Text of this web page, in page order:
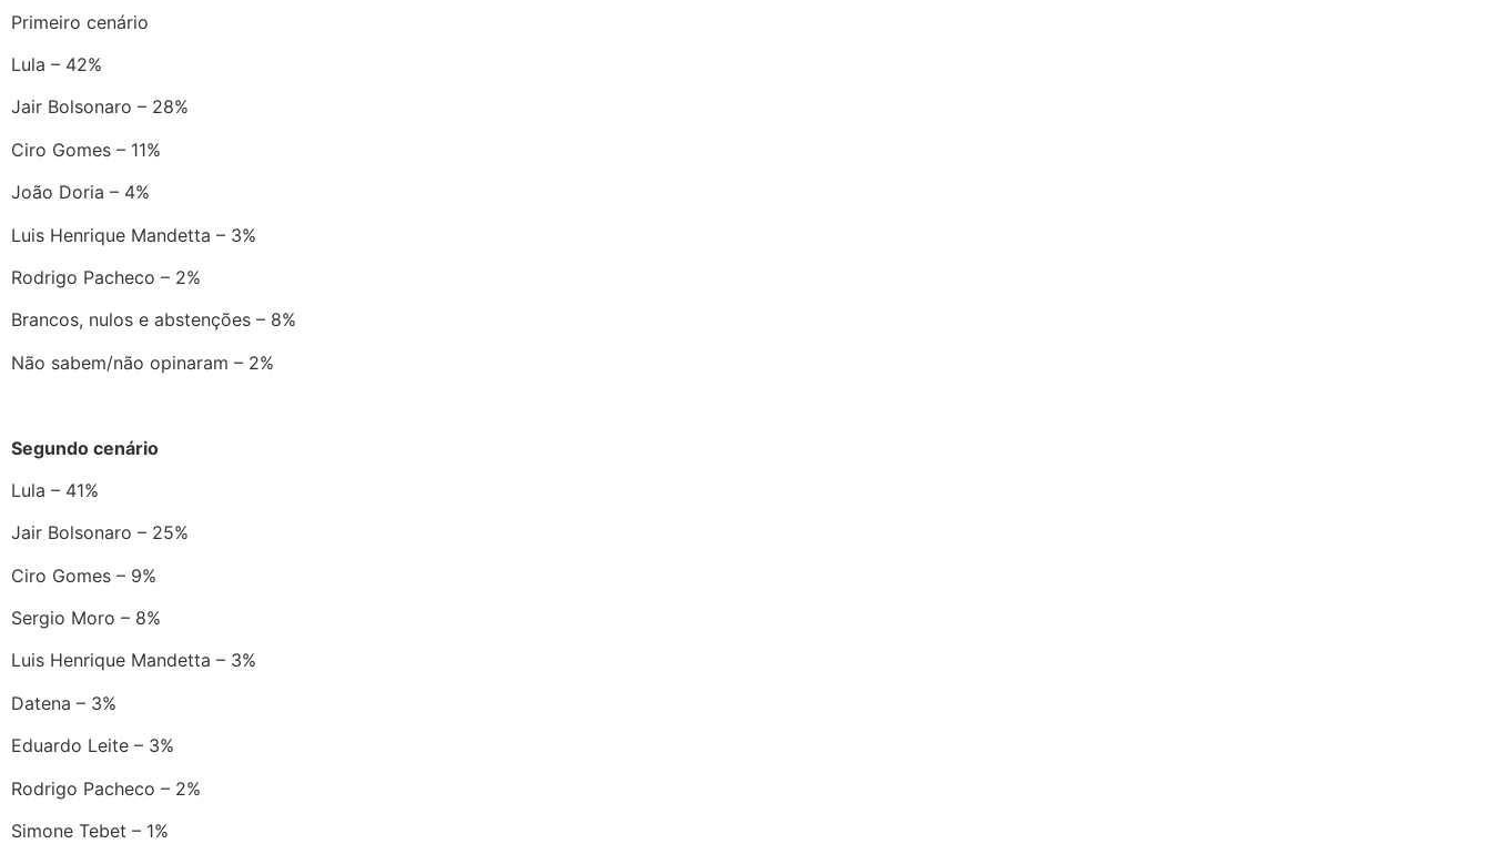
Primeiro cenário
Lula – 42%
Jair Bolsonaro – 28%
Ciro Gomes – 11%
João Doria – 4%
Luis Henrique Mandetta – 3%
Rodrigo Pacheco – 2%
Brancos, nulos e abstenções – 8%
Não sabem/não opinaram – 2%
Segundo cenário
Lula – 41%
Jair Bolsonaro – 25%
Ciro Gomes – 9%
Sergio Moro – 8%
Luis Henrique Mandetta – 3%
Datena – 3%
Eduardo Leite – 3%
Rodrigo Pacheco – 2%
Simone Tebet – 1%